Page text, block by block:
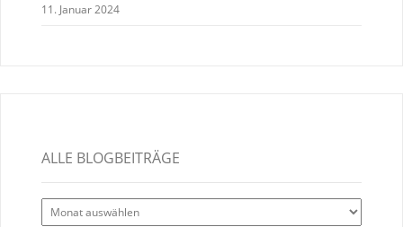
11. Januar 2024
ALLE BLOGBEITRÄGE
Alle
Blogbeiträge